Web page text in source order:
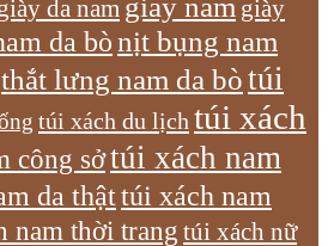
da nam giày nam giày
da bònịt bụng nam
thắt lưng nam da bòtúi
túi xách du lịch túi xách
công sởtúi xách nam
da thậttúi xách nam
nam thời trang túi xách nữ